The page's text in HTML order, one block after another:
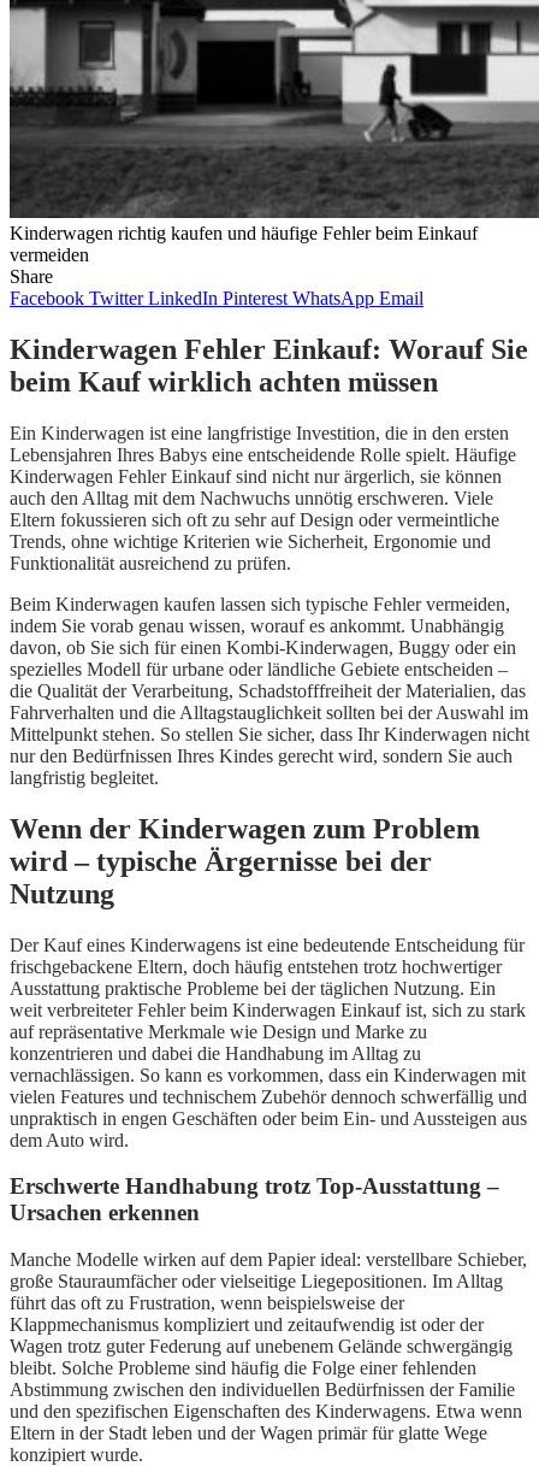
Kinderwagen richtig kaufen und häufige Fehler beim Einkauf
vermeiden
Share
Facebook Twitter LinkedIn Pinterest WhatsApp Email
Kinderwagen Fehler Einkauf: Worauf Sie
beim Kauf wirklich achten müssen
Ein Kinderwagen ist eine langfristige Investition, die in den ersten
Lebensjahren Ihres Babys eine entscheidende Rolle spielt. Häufige
Kinderwagen Fehler Einkauf sind nicht nur ärgerlich, sie können
auch den Alltag mit dem Nachwuchs unnötig erschweren. Viele
Eltern fokussieren sich oft zu sehr auf Design oder vermeintliche
Trends, ohne wichtige Kriterien wie Sicherheit, Ergonomie und
Funktionalität ausreichend zu prüfen.
Beim Kinderwagen kaufen lassen sich typische Fehler vermeiden,
indem Sie vorab genau wissen, worauf es ankommt. Unabhängig
davon, ob Sie sich für einen Kombi-Kinderwagen, Buggy oder ein
spezielles Modell für urbane oder ländliche Gebiete entscheiden –
die Qualität der Verarbeitung, Schadstofffreiheit der Materialien, das
Fahrverhalten und die Alltagstauglichkeit sollten bei der Auswahl im
Mittelpunkt stehen. So stellen Sie sicher, dass Ihr Kinderwagen nicht
nur den Bedürfnissen Ihres Kindes gerecht wird, sondern Sie auch
langfristig begleitet.
Wenn der Kinderwagen zum Problem
wird – typische Ärgernisse bei der
Nutzung
Der Kauf eines Kinderwagens ist eine bedeutende Entscheidung für
frischgebackene Eltern, doch häufig entstehen trotz hochwertiger
Ausstattung praktische Probleme bei der täglichen Nutzung. Ein
weit verbreiteter Fehler beim Kinderwagen Einkauf ist, sich zu stark
auf repräsentative Merkmale wie Design und Marke zu
konzentrieren und dabei die Handhabung im Alltag zu
vernachlässigen. So kann es vorkommen, dass ein Kinderwagen mit
vielen Features und technischem Zubehör dennoch schwerfällig und
unpraktisch in engen Geschäften oder beim Ein- und Aussteigen aus
dem Auto wird.
Erschwerte Handhabung trotz Top-Ausstattung –
Ursachen erkennen
Manche Modelle wirken auf dem Papier ideal: verstellbare Schieber,
große Stauraumfächer oder vielseitige Liegepositionen. Im Alltag
führt das oft zu Frustration, wenn beispielsweise der
Klappmechanismus kompliziert und zeitaufwendig ist oder der
Wagen trotz guter Federung auf unebenem Gelände schwergängig
bleibt. Solche Probleme sind häufig die Folge einer fehlenden
Abstimmung zwischen den individuellen Bedürfnissen der Familie
und den spezifischen Eigenschaften des Kinderwagens. Etwa wenn
Eltern in der Stadt leben und der Wagen primär für glatte Wege
konzipiert wurde.